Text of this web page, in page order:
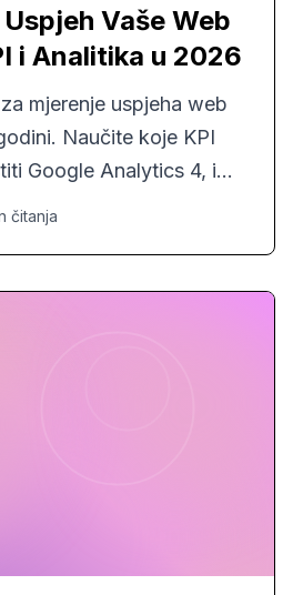
Vaše Web
i Analitika u 2026
mjerenje uspjeha web
Naučite koje KPI
Google Analytics 4, i
u poslovne odluke.
čitanja